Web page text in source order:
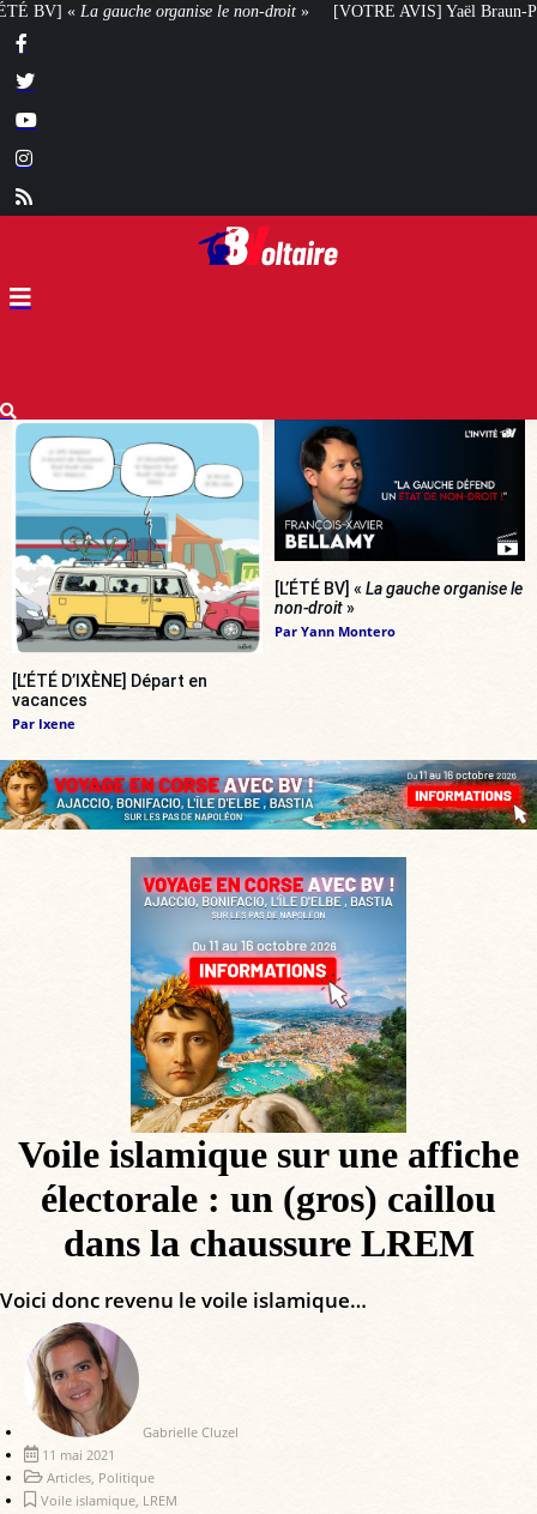
droit» [VOTRE AVIS] Yaël Braun-Pivet doit-elle renoncer à son projet
[L’ÉTÉ D’IXÈNE] Départ en
vacances
Par Ixene
[L’ÉTÉ BV] « La gauche organise le
non-droit»
Par Yann Montero
Voile islamique sur une affiche
électorale : un (gros) caillou
dans la chaussure LREM
Voici donc revenu le voile islamique…
Gabrielle Cluzel
11 mai 2021
Articles, Politique
Voile islamique, LREM